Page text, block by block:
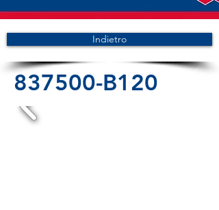
Indietro
837500-B120